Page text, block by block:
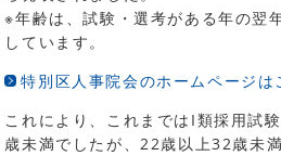
※年齢は、試験・選考がある年の翌
しています。
特別区人事院会のホームページは
これにより、これまではI類採用試
歳未満でしたが、22歳以上32歳未